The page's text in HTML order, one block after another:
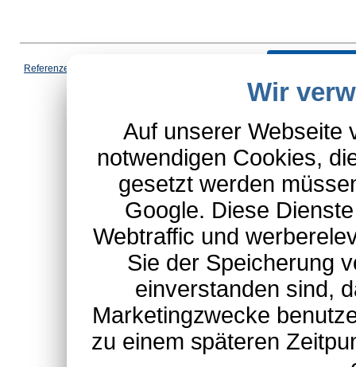
Referenzen
*Schulte-Hauptkatalog,
Wir
Auf unserer Webseite
notwendigen Cookies,
gesetzt werden
Google. Diese
Webtraffic und
Sie der Speicherung
einverstanden sind,
Marketingzwecke
zu einem späteren